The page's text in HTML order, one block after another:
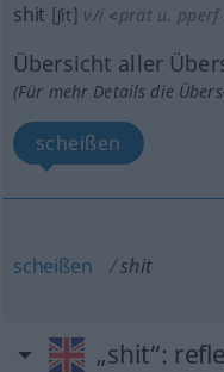
shit [ʃit] v/i <prätu. pperf
Übersicht aller
(Für mehr Details die
scheißen
scheißen shit
„shit“: